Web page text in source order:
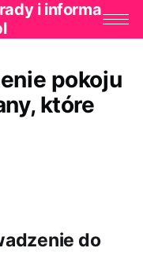
i informa
pokoju
które
do